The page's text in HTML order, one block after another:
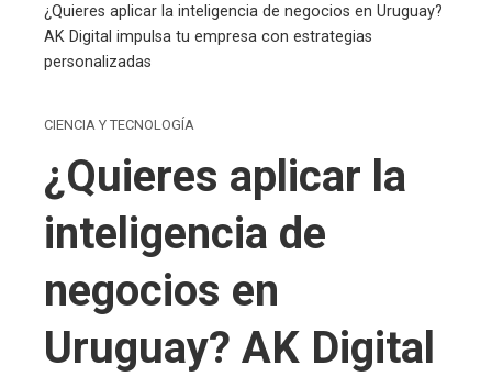
¿Quieres aplicar la inteligencia de negocios en Uruguay?
AK Digital impulsa tu empresa con estrategias
personalizadas
CIENCIA Y TECNOLOGÍA
¿Quieres aplicar la
inteligencia de
negocios en
Uruguay? AK Digital